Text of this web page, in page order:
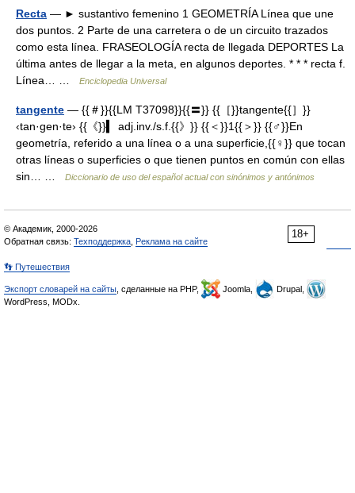
Recta — ► sustantivo femenino 1 GEOMETRÍA Línea que une
dos puntos. 2 Parte de una carretera o de un circuito trazados
como esta línea. FRASEOLOGÍA recta de llegada DEPORTES La
última antes de llegar a la meta, en algunos deportes. * * * recta f.
Línea… …
Enciclopedia Universal
tangente — {{＃}}{{LM T37098}}{{〓}} {{［}}tangente{{］}}
‹tan·gen·te› {{《}}▍ adj.inv./s.f.{{》}} {{＜}}1{{＞}} {{♂}}En
geometría, referido a una línea o a una superficie,{{♀}} que tocan
otras líneas o superficies o que tienen puntos en común con ellas
sin… …
Diccionario de uso del español actual con sinónimos y antónimos
18+
© Академик, 2000-2026
Обратная связь: Техподдержка Реклама на сайте
👣 Путешествия
Экспорт словарей на сайты , сделанные на PHP, Joomla,
Drupal,
WordPress, MODx.